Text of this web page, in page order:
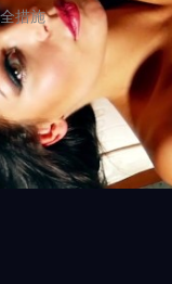
全措施